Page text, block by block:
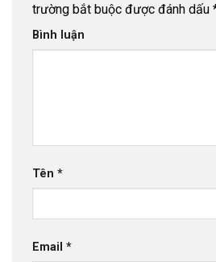
trường bắt buộc được đánh dấu
Bình luận
Tên *
Email *